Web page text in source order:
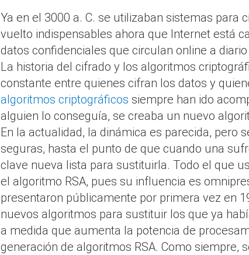
Ya en el 3000 a. C. se utilizaban sistemas
vuelto indispensables ahora que Internet está
datos confidenciales que circulan online a
La historia del cifrado y los algoritmos
constante entre quienes cifran los datos y
algoritmos criptográficos siempre han ido
alguien lo conseguía, se creaba un nuevo
En la actualidad, la dinámica es parecida, pero
seguras, hasta el punto de que cuando una
clave nueva lista para sustituirla. Todo el que
el algoritmo RSA, pues su influencia es
presentaron públicamente por primera vez en
nuevos algoritmos para sustituir los que ya
a medida que aumenta la potencia de
generación de algoritmos RSA. Como siempre,